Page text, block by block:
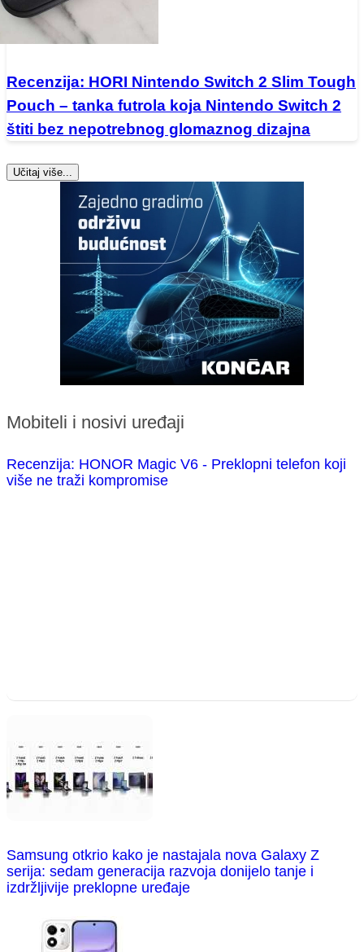
Recenzija: HORI Nintendo Switch 2 Slim Tough
Pouch – tanka futrola koja Nintendo Switch 2
štiti bez nepotrebnog glomaznog dizajna
Učitaj više...
Mobiteli i nosivi uređaji
Recenzija: HONOR Magic V6 - Preklopni telefon koji
više ne traži kompromise
Samsung otkrio kako je nastajala nova Galaxy Z
serija: sedam generacija razvoja donijelo tanje i
izdržljivije preklopne uređaje